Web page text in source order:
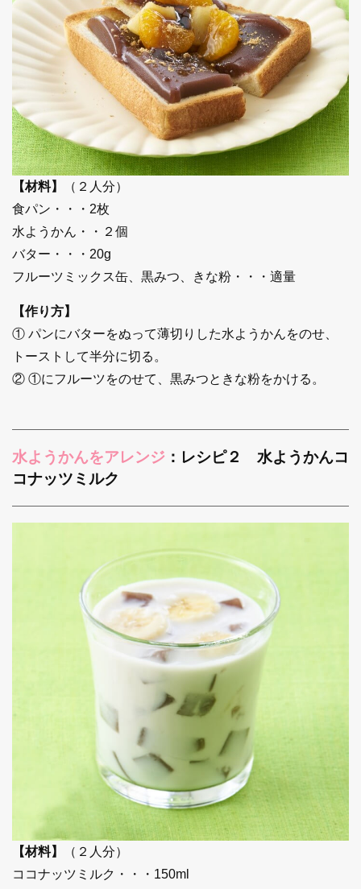
【材料】
（２人分）
食パン・・・2枚
水ようかん・・２個
バター・・・20g
フルーツミックス缶、黒みつ、きな粉・・・適量
【作り方】
① パンにバターをぬって薄切りした水ようかんをのせ、
トーストして半分に切る。
② ①にフルーツをのせて、黒みつときな粉をかける。
水ようかんをアレンジ ：レシピ２ 水ようかんコ
コナッツミルク
【材料】
（２人分）
ココナッツミルク・・・150ml